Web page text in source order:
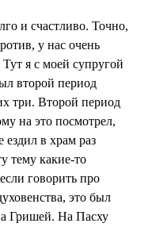
и счастливо. Точно,
у нас очень
я с моей супругой
второй период
три. Второй период
на это посмотрел,
ездил в храм раз
тему какие-то
говорить про
это был
Гришей. На Пасху